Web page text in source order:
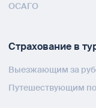
ОСАГО
Страхование в
Выезжающим за
Путешествующим